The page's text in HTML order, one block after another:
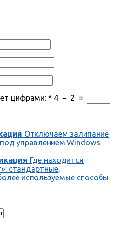
цифрами: * 4 − 2 =
Отключаем залипание
управлением Windows:
Где находится
стандартные,
используемые способы